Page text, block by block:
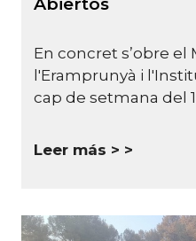
En concret s’obre el
l'Eramprunyà i
cap de setmana del
Leer más >